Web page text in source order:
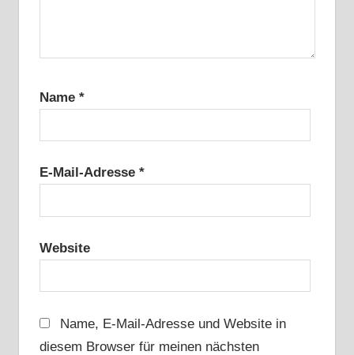
Name *
E-Mail-Adresse *
Website
Name, E-Mail-Adresse und Website in
diesem Browser für meinen nächsten